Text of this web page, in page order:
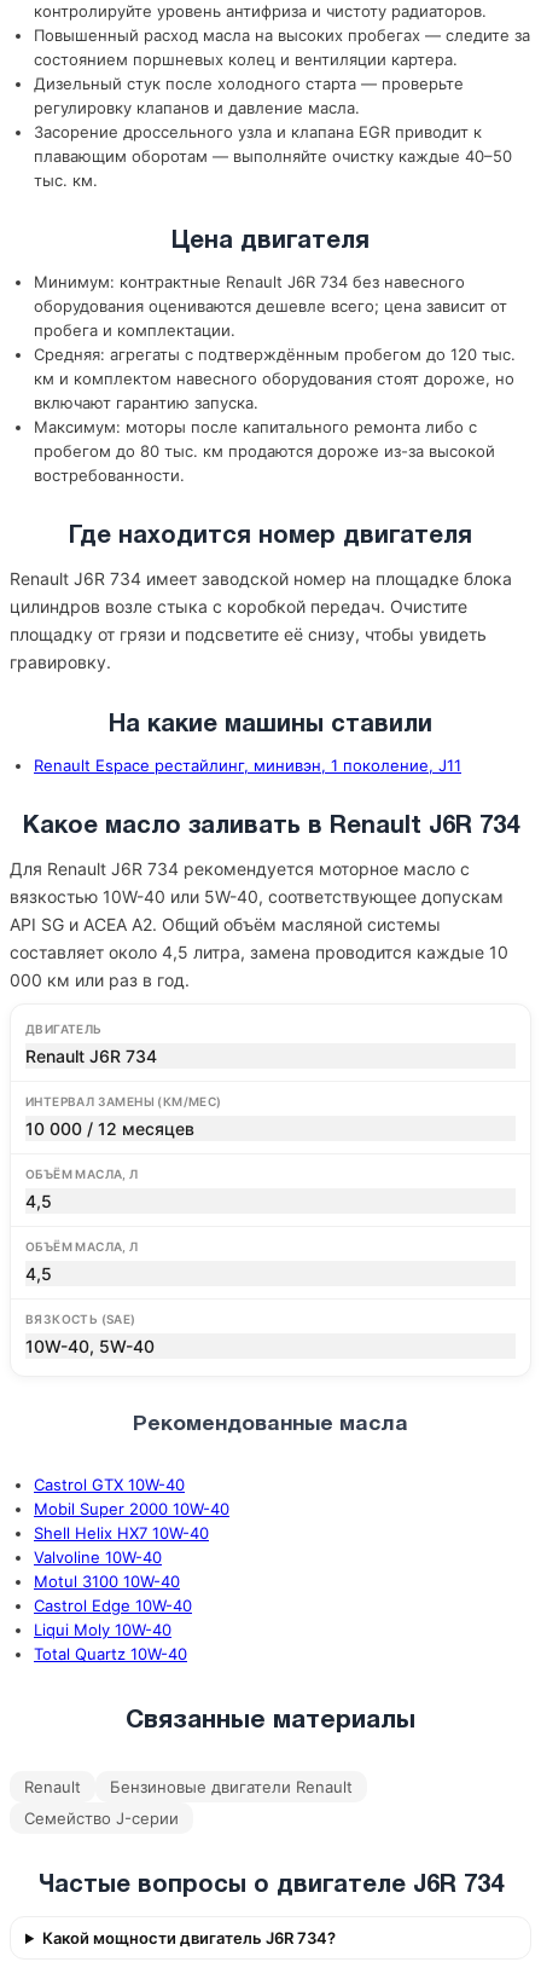
контролируйте уровень антифриза и чистоту радиаторов.
Повышенный расход масла на высоких пробегах — следите за
состоянием поршневых колец и вентиляции картера.
Дизельный стук после холодного старта — проверьте
регулировку клапанов и давление масла.
Засорение дроссельного узла и клапана EGR приводит к
плавающим оборотам — выполняйте очистку каждые 40–50
тыс. км.
Цена двигателя
Минимум: контрактные Renault J6R 734 без навесного
оборудования оцениваются дешевле всего; цена зависит от
пробега и комплектации.
Средняя: агрегаты с подтверждённым пробегом до 120 тыс.
км и комплектом навесного оборудования стоят дороже, но
включают гарантию запуска.
Максимум: моторы после капитального ремонта либо с
пробегом до 80 тыс. км продаются дороже из-за высокой
востребованности.
Где находится номер двигателя
Renault J6R 734 имеет заводской номер на площадке блока
цилиндров возле стыка с коробкой передач. Очистите
площадку от грязи и подсветите её снизу, чтобы увидеть
гравировку.
На какие машины ставили
Renault Espace рестайлинг, минивэн, 1 поколение, J11
Какое масло заливать в Renault J6R 734
Для Renault J6R 734 рекомендуется моторное масло с
вязкостью 10W-40 или 5W-40, соответствующее допускам
API SG и ACEA A2. Общий объём масляной системы
составляет около 4,5 литра, замена проводится каждые 10
000 км или раз в год.
ДВИГАТЕЛЬ
Renault J6R 734
ИНТЕРВАЛ ЗАМЕНЫ (КМ/МЕС)
10 000 / 12 месяцев
ОБЪЁМ МАСЛА, Л
4,5
ОБЪЁМ МАСЛА, Л
4,5
ВЯЗКОСТЬ (SAE)
10W-40, 5W-40
Рекомендованные масла
Castrol GTX 10W-40
Mobil Super 2000 10W-40
Shell Helix HX7 10W-40
Valvoline 10W-40
Motul 3100 10W-40
Castrol Edge 10W-40
Liqui Moly 10W-40
Total Quartz 10W-40
Связанные материалы
Renault
Бензиновые двигатели Renault
Семейство J-серии
Частые вопросы о двигателе J6R 734
Какой мощности двигатель J6R 734?